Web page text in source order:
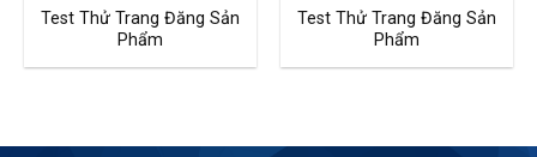
Test Thử Trang Đăng Sản
Phẩm
Test Thử Trang Đăng Sản
Phẩm